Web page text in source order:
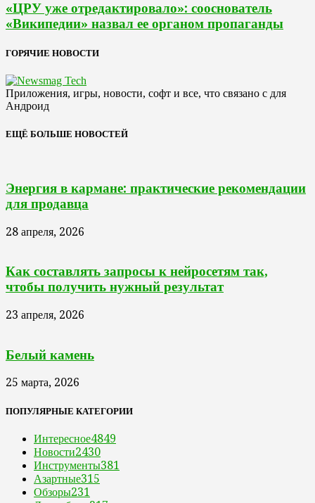
«ЦРУ уже отредактировало»: сооснователь
«Википедии» назвал ее органом пропаганды
ГОРЯЧИЕ НОВОСТИ
Приложения, игры, новости, софт и все, что связано с для
Андроид
ЕЩЁ БОЛЬШЕ НОВОСТЕЙ
Энергия в кармане: практические рекомендации
для продавца
28 апреля, 2026
Как составлять запросы к нейросетям так,
чтобы получить нужный результат
23 апреля, 2026
Белый камень
25 марта, 2026
ПОПУЛЯРНЫЕ КАТЕГОРИИ
Интересное4849
Новости2430
Инструменты381
Азартные315
Обзоры231